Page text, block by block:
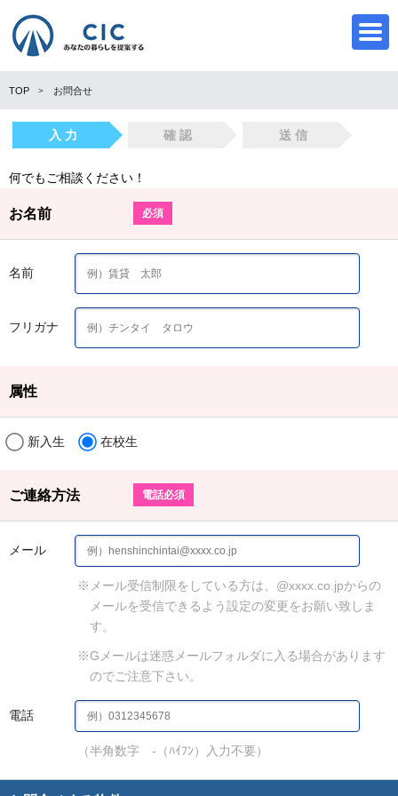
CIC
TOP お問合せ
入 力 確 認 送 信
何でもご相談ください！
お名前 必須
名前
フリガナ
属性
新入生 在校生
ご連絡方法 電話必須
メール
※メール受信制限をしている方は、@xxxx.co.jpからの
メールを受信できるよう設定の変更をお願い致しま
す。
※Gメールは迷惑メールフォルダに入る場合があります
のでご注意下さい。
電話
（半角数字 -（ﾊｲﾌﾝ）入力不要）